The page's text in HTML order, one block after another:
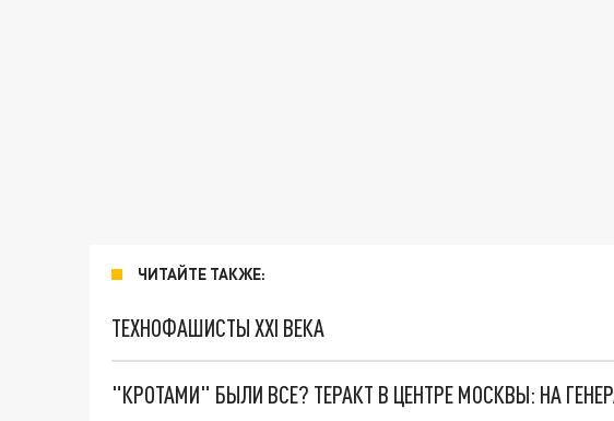
ЧИТАЙТЕ ТАКЖЕ:
ТЕХНОФАШИСТЫ XXI ВЕКА
"КРОТАМИ" БЫЛИ ВСЕ? ТЕРАКТ В ЦЕНТРЕ МОСКВЫ: НА